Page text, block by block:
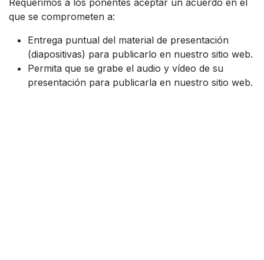
que se comprometen a:
Entrega puntual del material de presentación
(diapositivas) para publicarlo en nuestro sitio web.
Permita que se grabe el audio y vídeo de su
presentación para publicarla en nuestro sitio web.